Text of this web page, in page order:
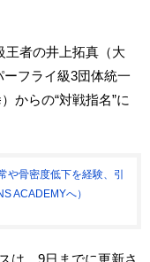
者の井上拓真（大
フライ級3団体統一
からの“対戦指名”に
や骨密度低下を経験、引
ACADEMYへ）
は、9日までに更新さ